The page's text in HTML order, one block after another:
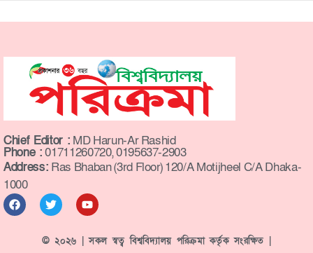
Chief Editor : MD Harun-Ar Rashid
Phone :01711260720, 0195637-2903
Address: Ras Bhaban (3rd Floor) 120/A Motijheel C/A Dhaka-
1000
© ২০২৬ | সকল স্বত্ব বিশ্ববিদ্যালয় পরিক্রমা কর্তৃক সংরক্ষিত |